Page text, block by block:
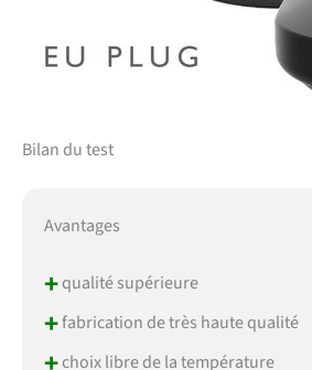
Bilan du test
Avantages
+qualité supérieure
+fabrication de très haute qualité
choix libre de la température